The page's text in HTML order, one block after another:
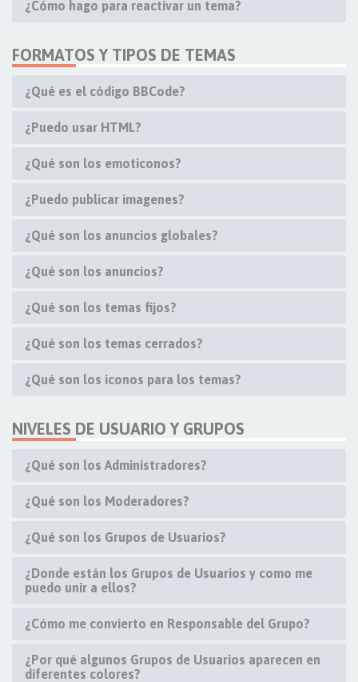
¿Cómo hago para reactivar un tema?
FORMATOS Y TIPOS DE TEMAS
¿Qué es el código BBCode?
¿Puedo usar HTML?
¿Qué son los emoticonos?
¿Puedo publicar imagenes?
¿Qué son los anuncios globales?
¿Qué son los anuncios?
¿Qué son los temas fijos?
¿Qué son los temas cerrados?
¿Qué son los iconos para los temas?
NIVELES DE USUARIO Y GRUPOS
¿Qué son los Administradores?
¿Qué son los Moderadores?
¿Qué son los Grupos de Usuarios?
¿Donde están los Grupos de Usuarios y como me
puedo unir a ellos?
¿Cómo me convierto en Responsable del Grupo?
¿Por qué algunos Grupos de Usuarios aparecen en
diferentes colores?